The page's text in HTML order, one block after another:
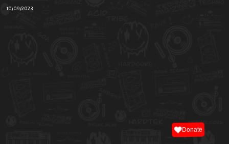
10/09/2023
Donate